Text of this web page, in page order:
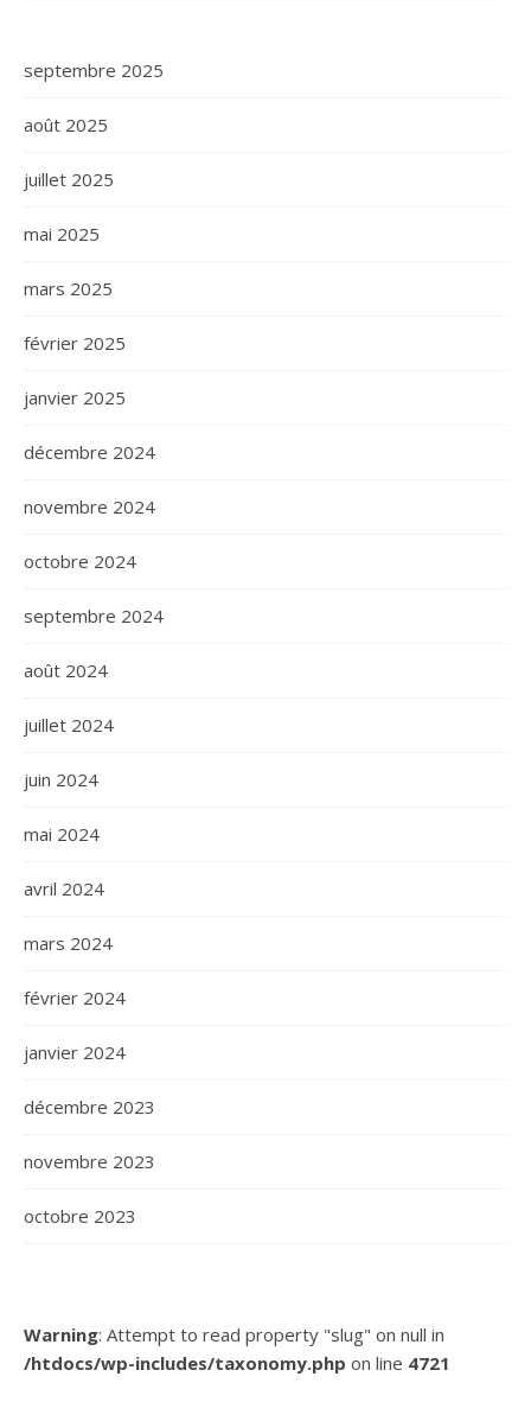
septembre 2025
août 2025
juillet 2025
mai 2025
mars 2025
février 2025
janvier 2025
décembre 2024
novembre 2024
octobre 2024
septembre 2024
août 2024
juillet 2024
juin 2024
mai 2024
avril 2024
mars 2024
février 2024
janvier 2024
décembre 2023
novembre 2023
octobre 2023
Warning: Attempt to read property "slug" on null in
/htdocs/wp-includes/taxonomy.php on line 4721